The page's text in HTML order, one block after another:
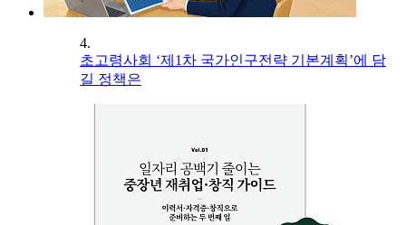
4.
초고령사회 ‘제1차 국가인구전략 기본계획’에 담
길 정책은